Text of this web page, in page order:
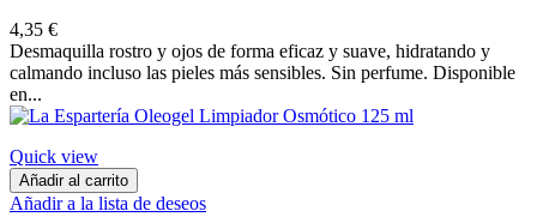
4,35 €
Desmaquilla rostro y ojos de forma eficaz y suave, hidratando y
calmando incluso las pieles más sensibles. Sin perfume. Disponible
en...
Quick view
Añadir al carrito
Añadir a la lista de deseos